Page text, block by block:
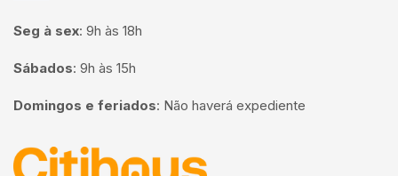
Seg à sex: 9h às 18h
Sábados: 9h às 15h
Domingos e feriados: Não haverá expediente
Página inicial